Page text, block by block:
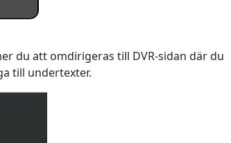
du att omdirigeras till DVR-sidan där du
till undertexter.